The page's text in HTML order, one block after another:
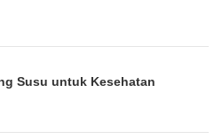
Susu untuk Kesehatan